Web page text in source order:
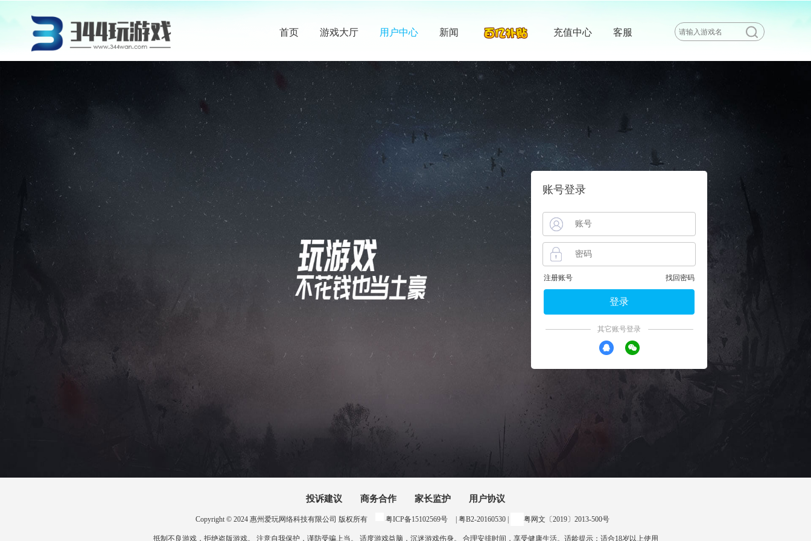
首页 游戏大厅 用户中心 新闻 充值中心 客服
账号登录
注册账号 找回密码
登录
其它账号登录
投诉建议 商务合作 家长监护 用户协议
Copyright © 2024 惠州爱玩网络科技有限公司 版权所有 粤ICP备15102569号 | 粤B2-20160530 | 粤网文〔2019〕2013-500号
抵制不良游戏，拒绝盗版游戏。 注意自我保护，谨防受骗上当。 适度游戏益脑，沉迷游戏伤身。 合理安排时间，享受健康生活。适龄提示：适合18岁以上使用